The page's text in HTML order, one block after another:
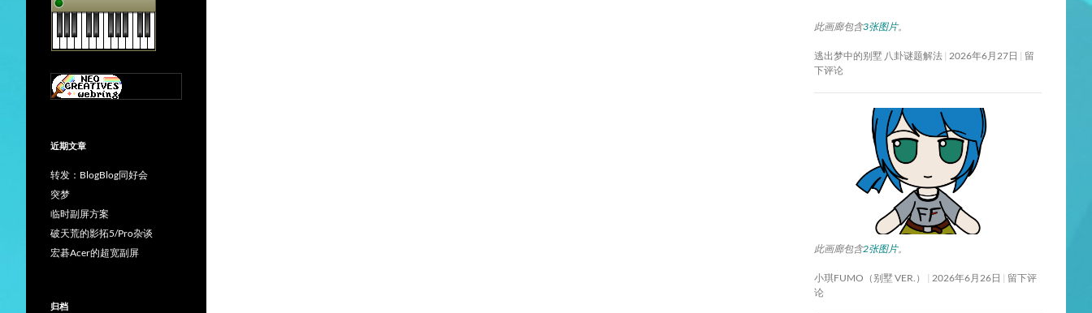
此画廊包含3张图片。
逃出梦中的别墅 八卦谜题解法 2026年6月27日
留
下评论
此画廊包含2张图片。
小琪FUMO（别墅 VER.） 2026年6月26日
留下评
论
近期文章
转发：BlogBlog同好会
突梦
临时副屏方案
破天荒的影拓5/Pro杂谈
宏碁Acer的超宽副屏
归档